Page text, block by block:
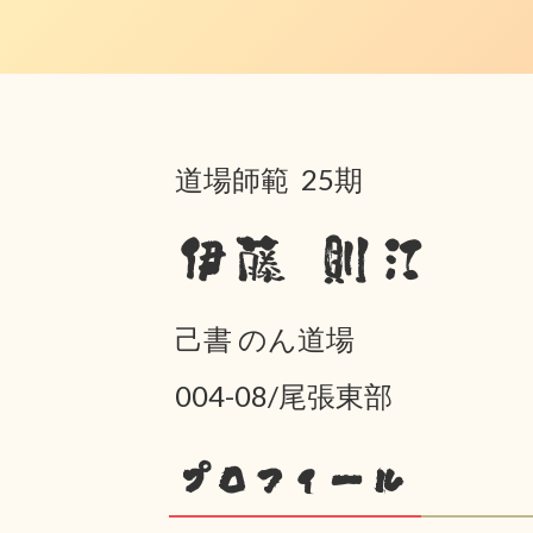
道場師範 25期
伊藤 則江
己書 のん道場
004-08/尾張東部
プロフィール